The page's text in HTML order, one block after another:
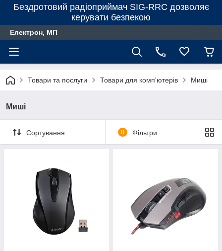
Бездротовий радіоприймач SIG-RRC дозволяє
керувати безпекою
Електрон, МП
Товари та послуги Товари для комп'ютерів Миші
Миші
Сортування 0 Фільтри